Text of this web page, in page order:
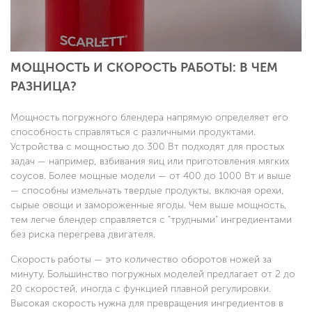
МОЩНОСТЬ И СКОРОСТЬ РАБОТЫ: В ЧЕМ
РАЗНИЦА?
Мощность погружного блендера напрямую определяет его
способность справляться с различными продуктами.
Устройства с мощностью до 300 Вт подходят для простых
задач — например, взбивания яиц или приготовления мягких
соусов. Более мощные модели — от 400 до 1000 Вт и выше
— способны измельчать твердые продукты, включая орехи,
сырые овощи и замороженные ягоды. Чем выше мощность,
тем легче блендер справляется с "трудными" ингредиентами
без риска перегрева двигателя.
Скорость работы — это количество оборотов ножей за
минуту. Большинство погружных моделей предлагает от 2 до
20 скоростей, иногда с функцией плавной регулировки.
Высокая скорость нужна для превращения ингредиентов в